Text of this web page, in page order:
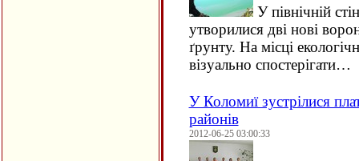
У північній
утворилися дві нові
ґрунту. На місці
візуально спостерігати…
У Коломиї зустрілися
районів
2012-06-25 03:00:33